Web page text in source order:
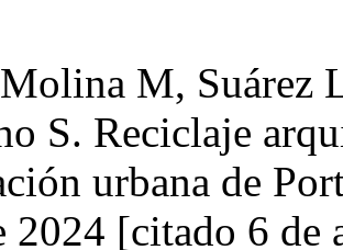
M, Suárez
S. Reciclaje
urbana de
2024 [citado 6